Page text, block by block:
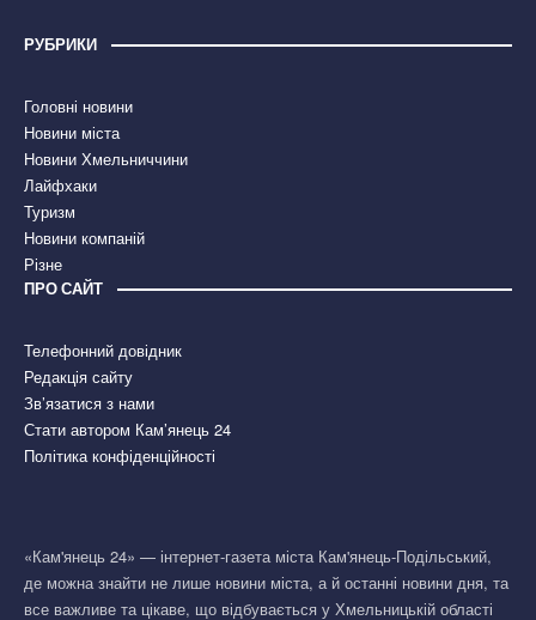
РУБРИКИ
Головні новини
Новини міста
Новини Хмельниччини
Лайфхаки
Туризм
Новини компаній
Різне
ПРО САЙТ
Телефонний довідник
Редакція сайту
Зв’язатися з нами
Стати автором Кам’янець 24
Політика конфіденційності
«Кам'янець 24» — інтернет-газета міста Кам'янець-Подільський,
де можна знайти не лише новини міста, а й останні новини дня, та
все важливе та цікаве, що відбувається у Хмельницькій області